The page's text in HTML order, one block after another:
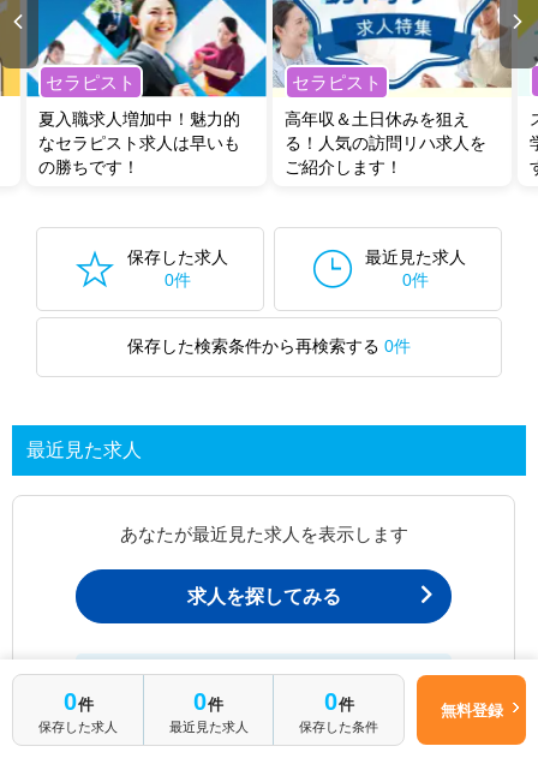
セラピスト
夏入職求人増加中！魅力的
なセラピスト求人は早いも
の勝ちです！
セラピスト
高年収＆土日休みを狙え
る！人気の訪問リハ求人を
ご紹介します！
保存した求人
0件
最近見た求人
0件
保存した検索条件から再検索する 0件
最近見た求人
あなたが最近見た求人を表示します
求人を探してみる
最近見た求人一覧ページから、
お問い合わせが可能です。
0件
保存した求人
0件
最近見た求人
0件
保存した条件
無料登録